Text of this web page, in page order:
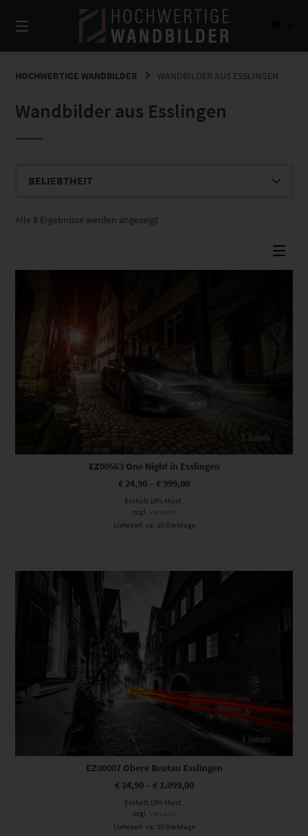
zum
Inhalt
HOCHWERTIGE WANDBILDER WANDBILDER AUS ESSLINGEN
Wandbilder aus Esslingen
Alle 8 Ergebnisse werden angezeigt
Dieses Produkt weist mehrere Varianten auf. Die Optionen können auf der Produktseite gewählt werden
EZ00563 One Night in Esslingen
€ 24,90 – € 999,00
Enthält 19% Mwst.
zzgl. Versand
Lieferzeit: ca. 10 Werktage
Dieses Produkt weist mehrere Varianten auf. Die Optionen können auf der Produktseite gewählt werden
EZ00007 Obere Beutau Esslingen
€24,90– €1.099,00
Enthält 19% Mwst.
zzgl.
Versand
Lieferzeit: ca. 10 Werktage